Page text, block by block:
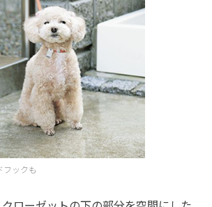
フックも